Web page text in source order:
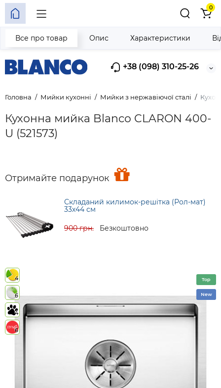
+38 (098) 310-25-26
0
Головна Мийки кухонні Мийки з нержавіючої сталі
Кухонна мийка Blanco CLARON 400-
U (521573)
Отримайте подарунок
Складаний килимок-решітка (Рол-мат)
33х44 см
900 грн. Безкоштовно
Все про товар Опис Характеристики
4
6
4
6
Top
New